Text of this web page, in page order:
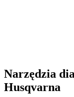
Narzędzia
Husqvarna